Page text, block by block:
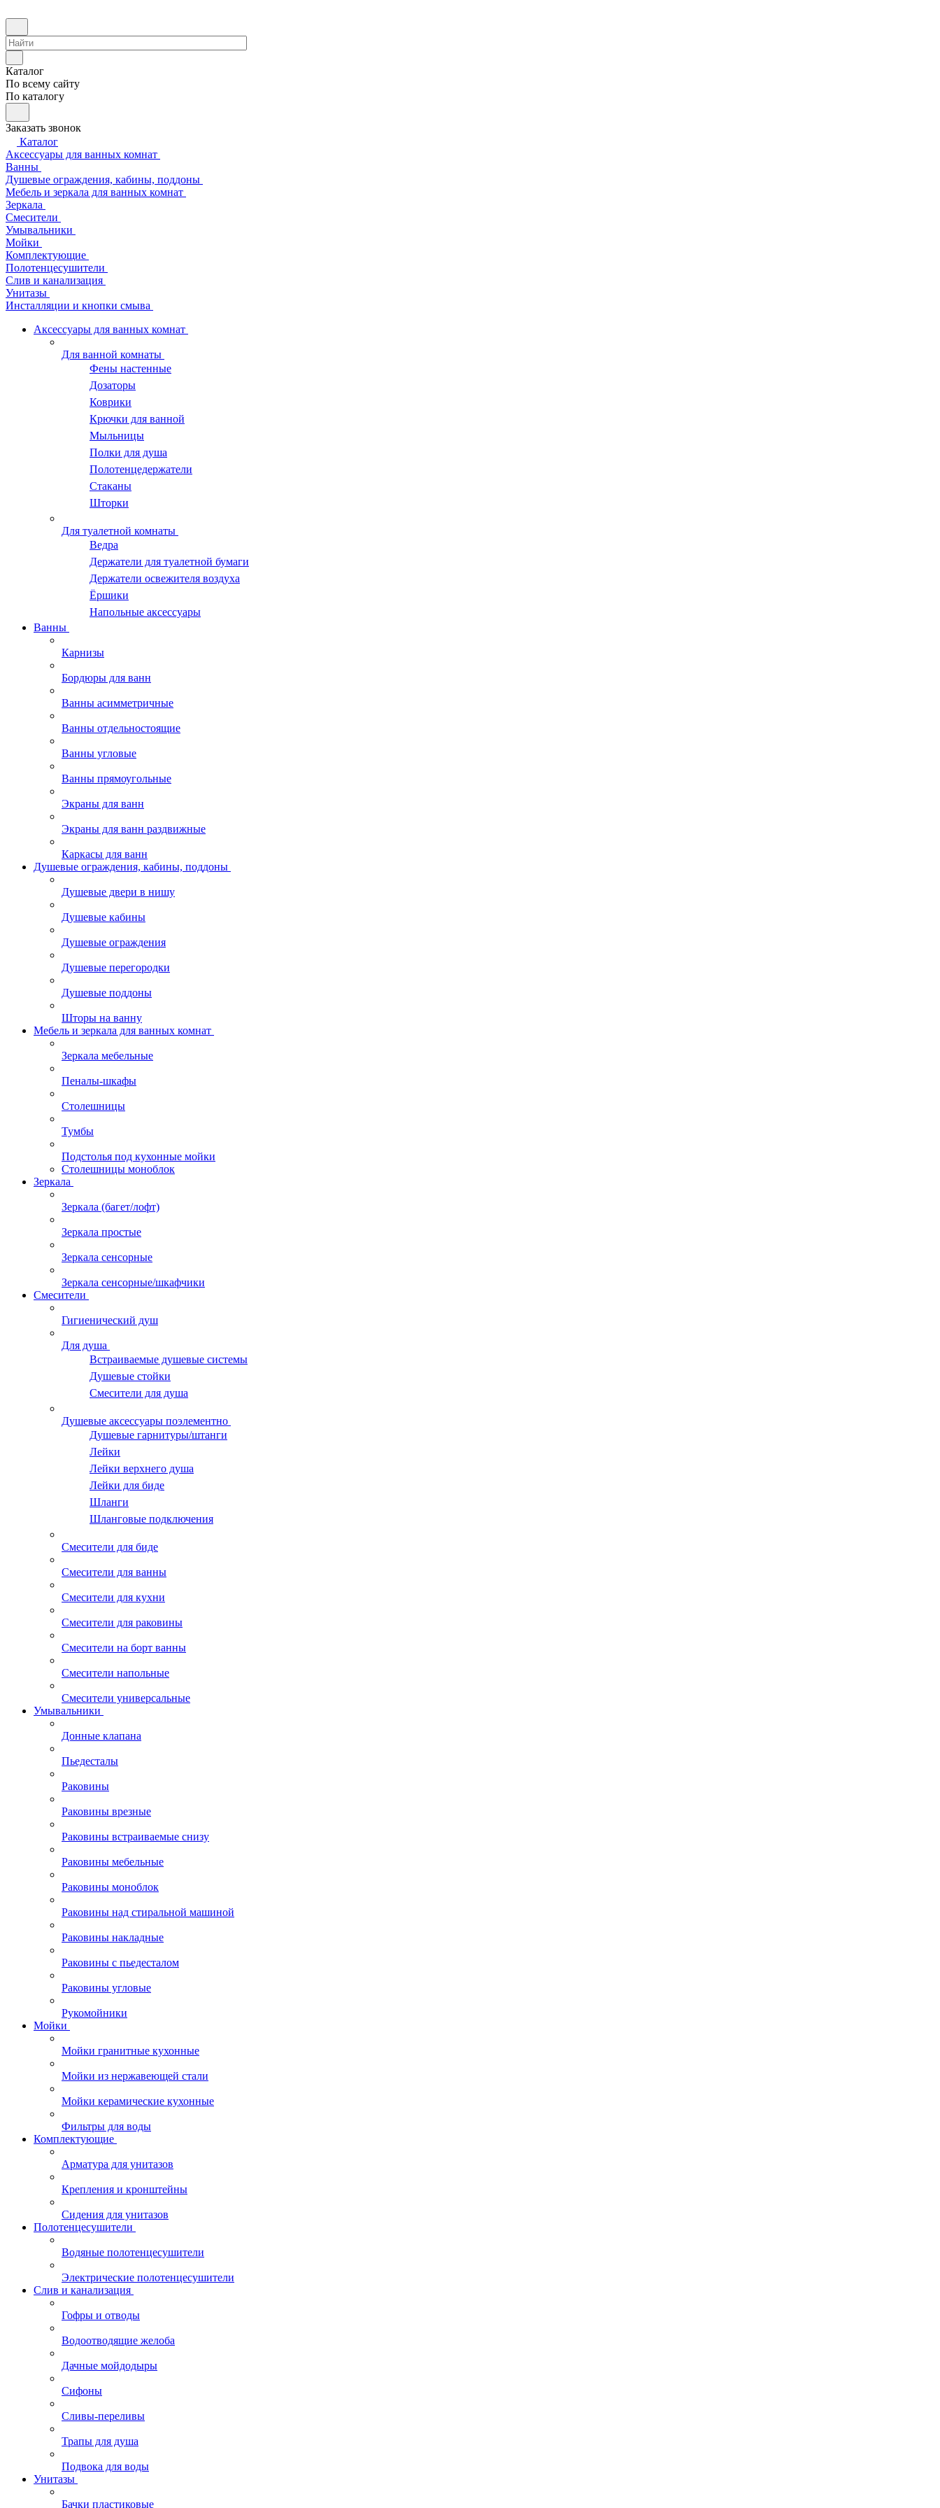
Каталог
По всему сайту
По каталогу
Заказать звонок
Каталог
Аксессуары для ванных комнат
Ванны
Душевые ограждения, кабины, поддоны
Мебель и зеркала для ванных комнат
Зеркала
Смесители
Умывальники
Мойки
Комплектующие
Полотенцесушители
Слив и канализация
Унитазы
Инсталляции и кнопки смыва
Аксессуары для ванных комнат
Для ванной комнаты
Фены настенные
Дозаторы
Коврики
Крючки для ванной
Мыльницы
Полки для душа
Полотенцедержатели
Стаканы
Шторки
Для туалетной комнаты
Ведра
Держатели для туалетной бумаги
Держатели освежителя воздуха
Ёршики
Напольные аксессуары
Ванны
Карнизы
Бордюры для ванн
Ванны асимметричные
Ванны отдельностоящие
Ванны угловые
Ванны прямоугольные
Экраны для ванн
Экраны для ванн раздвижные
Каркасы для ванн
Душевые ограждения, кабины, поддоны
Душевые двери в нишу
Душевые кабины
Душевые ограждения
Душевые перегородки
Душевые поддоны
Шторы на ванну
Мебель и зеркала для ванных комнат
Зеркала мебельные
Пеналы-шкафы
Столешницы
Тумбы
Подстолья под кухонные мойки
Столешницы моноблок
Зеркала
Зеркала (багет/лофт)
Зеркала простые
Зеркала сенсорные
Зеркала сенсорные/шкафчики
Смесители
Гигиенический душ
Для душа
Встраиваемые душевые системы
Душевые стойки
Смесители для душа
Душевые аксессуары поэлементно
Душевые гарнитуры/штанги
Лейки
Лейки верхнего душа
Лейки для биде
Шланги
Шланговые подключения
Смесители для биде
Смесители для ванны
Смесители для кухни
Смесители для раковины
Смесители на борт ванны
Смесители напольные
Смесители универсальные
Умывальники
Донные клапана
Пьедесталы
Раковины
Раковины врезные
Раковины встраиваемые снизу
Раковины мебельные
Раковины моноблок
Раковины над стиральной машиной
Раковины накладные
Раковины с пьедесталом
Раковины угловые
Рукомойники
Мойки
Мойки гранитные кухонные
Мойки из нержавеющей стали
Мойки керамические кухонные
Фильтры для воды
Комплектующие
Арматура для унитазов
Крепления и кронштейны
Сидения для унитазов
Полотенцесушители
Водяные полотенцесушители
Электрические полотенцесушители
Слив и канализация
Гофры и отводы
Водоотводящие желоба
Дачные мойдодыры
Сифоны
Сливы-переливы
Трапы для душа
Подвока для воды
Унитазы
Бачки пластиковые